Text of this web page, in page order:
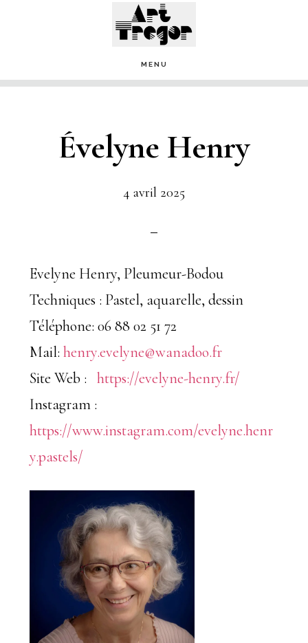
principal
MENU
Évelyne Henry
4 avril 2025
Evelyne Henry, Pleumeur-Bodou
Techniques : Pastel, aquarelle, dessin
Téléphone: 06 88 02 51 72
Mail: henry.evelyne@wanadoo.fr
Site Web : https://evelyne-henry.fr/
Instagram :
https://www.instagram.com/evelyne.henr
y.pastels/